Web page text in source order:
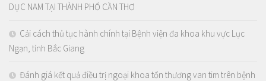
DỤC NAM TẠI THÀNH PHỐ CẦN THƠ
Cải cách thủ tục hành chính tại Bệnh viện đa khoa khu vực Lục
Ngạn, tỉnh Bắc Giang
Đánh giá kết quả điều trị ngoại khoa tổn thương van tim trên bệnh